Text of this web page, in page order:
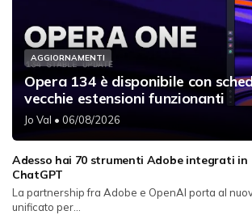
AGGIORNAMENTI
Opera 134 è disponibile con
vecchie estensioni funzionanti
Jo Val • 06/08/2026
Adesso hai 70 strumenti Adobe integrati in
ChatGPT
La partnership fra Adobe e OpenAI porta al
unificato per...